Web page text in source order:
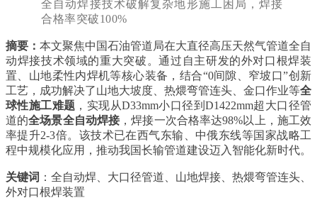
全自动焊接技术破解复杂地形施工困局，焊接
合格率突破100%
摘要 ： 本文聚焦中国石油管道局在大直径高压天然气管道全自
动焊接技术领域的重大突破。通过自主研发的外对口根焊装
置、山地柔性内焊机等核心装备，结合“0间隙、窄坡口”创新
工艺，成功解决了山地大坡度、热煨弯管连头、金口作业等全
球性施工难题 ，实现从D33mm小口径到D1422mm超大口径管
道的全场景全自动焊接，焊接一次合格率达98%以上，施工效
率提升2-3倍。该技术已在西气东输、中俄东线等国家战略工
程中规模化应用，推动我国长输管道建设迈入智能化新时代。
关键词 ：全自动焊、大口径管道、山地焊接、热煨弯管连头、
外对口根焊装置